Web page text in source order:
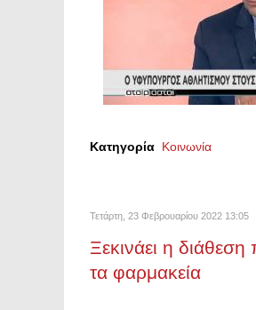
Κατηγορία Κοινωνία
Τετάρτη, 23 Φεβρουαρίου 2022 13:05
Ξεκινάει η
τα φαρμακεία